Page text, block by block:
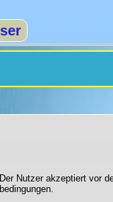
Nutzer akzeptiert vor